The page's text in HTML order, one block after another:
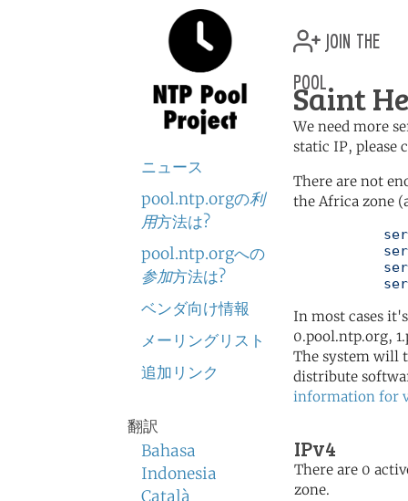
ニュース
pool.ntp.orgの利
用方法は?
pool.ntp.orgへの
参加方法は?
ベンダ向け情報
メーリングリスト
追加リンク
翻訳
Bahasa
Indonesia
Català
join the
pool
Saint
We need more
static IP, please
There are not
the Africa zone
In most cases
0.pool.ntp.org,
The system will
distribute
information for
IPv4
There are 0
zone.